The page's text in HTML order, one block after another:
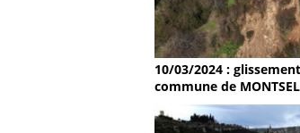
10/03/2024 :
commune de